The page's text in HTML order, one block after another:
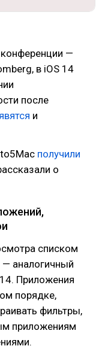
—
в iOS 14
после
и
получили
о
списком
— аналогичный
Приложения
порядке,
фильтры,
приложениям